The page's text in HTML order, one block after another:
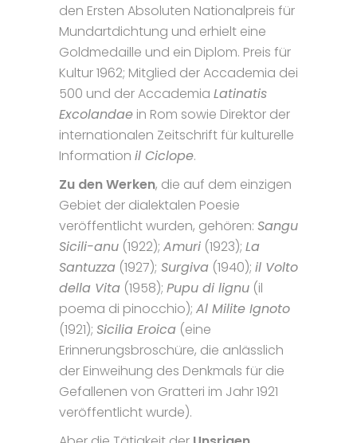
den Ersten Absoluten Nationalpreis für
Mundartdichtung und erhielt eine
Goldmedaille und ein Diplom. Preis für
Kultur 1962; Mitglied der Accademia dei
500 und der Accademia Latinatis
Excolandae in Rom sowie Direktor der
internationalen Zeitschrift für kulturelle
Information il Ciclope.
Zu den Werken, die auf dem einzigen
Gebiet der dialektalen Poesie
veröffentlicht wurden, gehören: Sangu
Sicili-anu (1922); Amuri (1923); La
Santuzza (1927); Surgiva (1940); il Volto
della Vita (1958); Pupu di lignu (il
poema di pinocchio); Al Milite Ignoto
(1921); Sicilia Eroica (eine
Erinnerungsbroschüre, die anlässlich
der Einweihung des Denkmals für die
Gefallenen von Gratteri im Jahr 1921
veröffentlicht wurde).